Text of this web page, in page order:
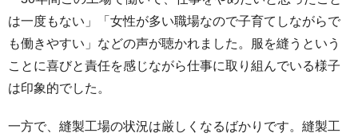
は一度もない」「女性が多い職場なので子育てしながらで
も働きやすい」などの声が聴かれました。服を縫うという
ことに喜びと責任を感じながら仕事に取り組んでいる様子
は印象的でした。
一方で、縫製工場の状況は厳しくなるばかりです。縫製工